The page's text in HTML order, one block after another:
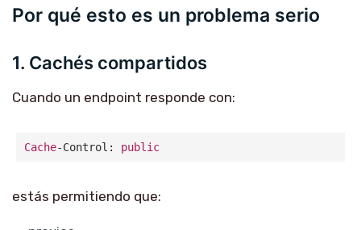
Por qué esto es un problema serio
1. Cachés compartidos
Cuando un endpoint responde con:
Cache-Control: public
estás permitiendo que: